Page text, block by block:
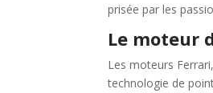
prisée par les
Le moteur
Les moteurs
technologie de